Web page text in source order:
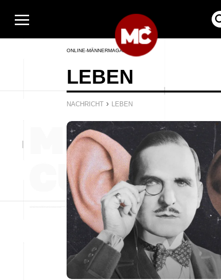
ONLINE-MÄNNERMAGAZIN
LEBEN
NACHRICHT › LEBEN